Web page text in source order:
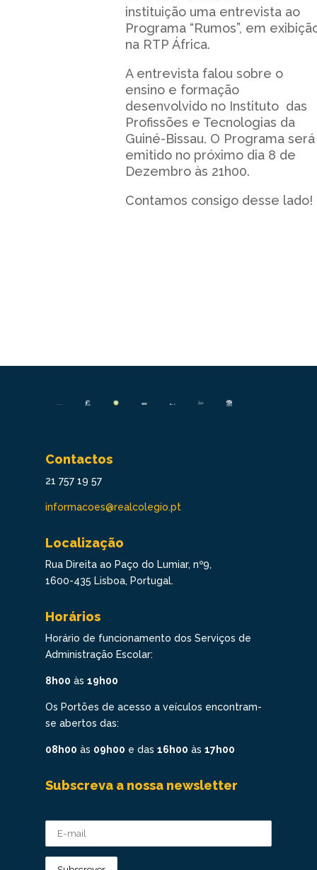
instituição uma entrevista ao
Programa “Rumos”, em
na RTP África.
A entrevista falou sobre o
ensino e formação
desenvolvido no Instituto das
Profissões e Tecnologias da
Guiné-Bissau. O Programa será
emitido no próximo dia 8 de
Dezembro às 21h00.
Contamos consigo desse lado!
Contactos
21 757 19 57
informacoes@realcolegio.pt
Localização
Rua Direita ao Paço do Lumiar, nº9,
1600-435 Lisboa, Portugal.
Horários
Horário de funcionamento dos Serviços de
Administração Escolar:
8h00 às 19h00
Os Portões de acesso a veículos encontram-
se abertos das:
08h00 às 09h00 e das 16h00 às 17h00
Subscreva a nossa newsletter